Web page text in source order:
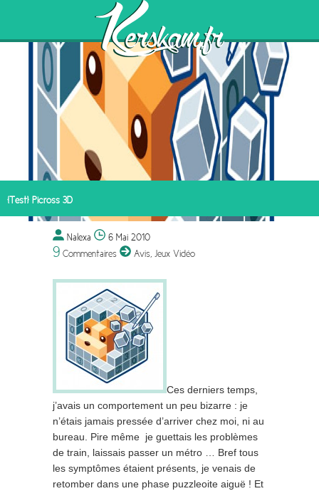
[Test] Picross 3D
Nalexa 6 Mai 2010
9 Commentaires Avis Jeux Vidéo
Ces derniers temps,
j’avais un comportement un peu bizarre : je
n’étais jamais pressée d’arriver chez moi, ni au
bureau. Pire même je guettais les problèmes
de train, laissais passer un métro … Bref tous
les symptômes étaient présents, je venais de
retomber dans une phase puzzleoite aiguë ! Et